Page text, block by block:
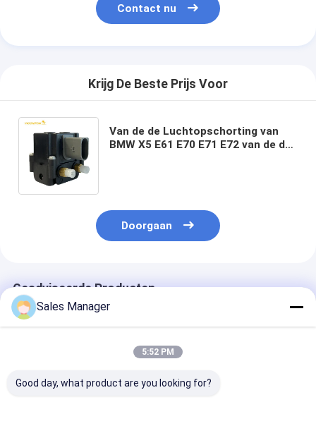
Contact nu
Krijg De Beste Prijs Voor
Van de de Luchtopschorting van
BMW X5 E61 E70 E71 E72 van de de
Doorgaan
Geadviseerde Producten
Sales Manager
5:52 PM
Good day, what product are you looking for?